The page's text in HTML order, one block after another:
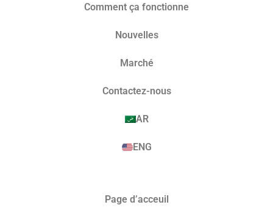
Comment ça fonctionne
Nouvelles
Marché​
Contactez-nous
AR
ENG
Page d’acceuil